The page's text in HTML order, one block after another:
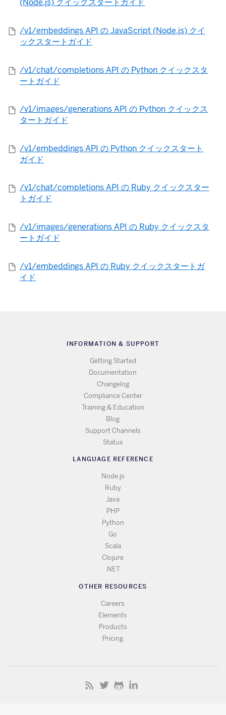
(Node.js) クイックスタートガイド
/v1/embeddings API の JavaScript (Node.js) クイ
ックスタートガイド
/v1/chat/completions API の Python クイックスタ
ートガイド
/v1/images/generations API の Python クイックス
タートガイド
/v1/embeddings API の Python クイックスタート
ガイド
/v1/chat/completions API の Ruby クイックスター
トガイド
/v1/images/generations API の Ruby クイックスタ
ートガイド
/v1/embeddings API の Ruby クイックスタートガ
イド
INFORMATION & SUPPORT
Getting Started
Documentation
Changelog
Compliance Center
Training & Education
Blog
Support Channels
Status
LANGUAGE REFERENCE
Node.js
Ruby
Java
PHP
Python
Go
Scala
Clojure
.NET
OTHER RESOURCES
Careers
Elements
Products
Pricing